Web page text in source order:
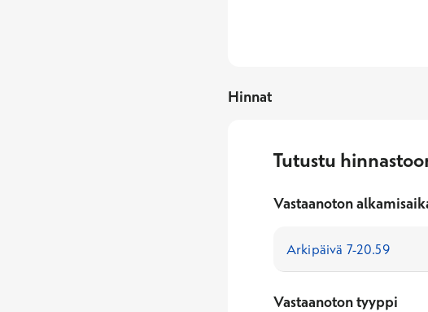
Hinnat
Tutustu
Vastaanoton
Vastaanoton tyyppi